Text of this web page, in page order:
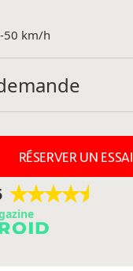
50 km/h
RÉSERVER UN ESSAI